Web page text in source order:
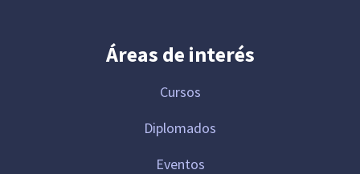
Áreas de interés
Cursos
Diplomados
Eventos